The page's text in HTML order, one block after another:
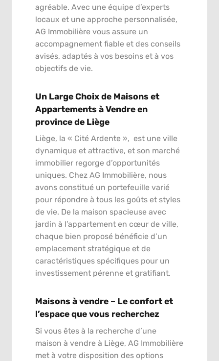
agréable. Avec une équipe d’experts
locaux et une approche personnalisée,
AG Immobilière vous assure un
accompagnement fiable et des conseils
avisés, adaptés à vos besoins et à vos
objectifs de vie.
Un Large Choix de Maisons et
Appartements à Vendre en
province de Liège
Liège, la « Cité Ardente », est une ville
dynamique et attractive, et son marché
immobilier regorge d’opportunités
uniques. Chez AG Immobilière, nous
avons constitué un portefeuille varié
pour répondre à tous les goûts et styles
de vie. De la maison spacieuse avec
jardin à l’appartement en cœur de ville,
chaque bien proposé bénéficie d’un
emplacement stratégique et de
caractéristiques spécifiques pour un
investissement pérenne et gratifiant.
Maisons à vendre – Le confort et
l’espace que vous recherchez
Si vous êtes à la recherche d’une
maison à vendre à Liège, AG Immobilière
met à votre disposition des options